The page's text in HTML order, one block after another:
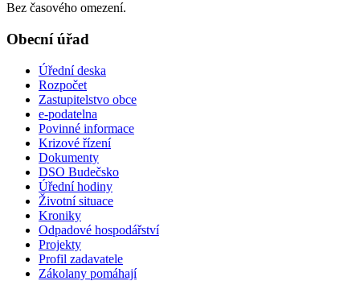
Bez časového omezení.
Obecní úřad
Úřední deska
Rozpočet
Zastupitelstvo obce
e-podatelna
Povinné informace
Krizové řízení
Dokumenty
DSO Budečsko
Úřední hodiny
Životní situace
Kroniky
Odpadové hospodářství
Projekty
Profil zadavatele
Zákolany pomáhají